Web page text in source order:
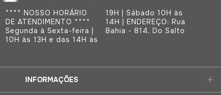
**** NOSSO HORÁRIO
DE ATENDIMENTO ****
Segunda à Sexta-feira |
10H às 13H e das 14H às
19H | Sábado 10H às
14H | ENDEREÇO: Rua
Bahia - 814, Do Salto
INFORMAÇÕES